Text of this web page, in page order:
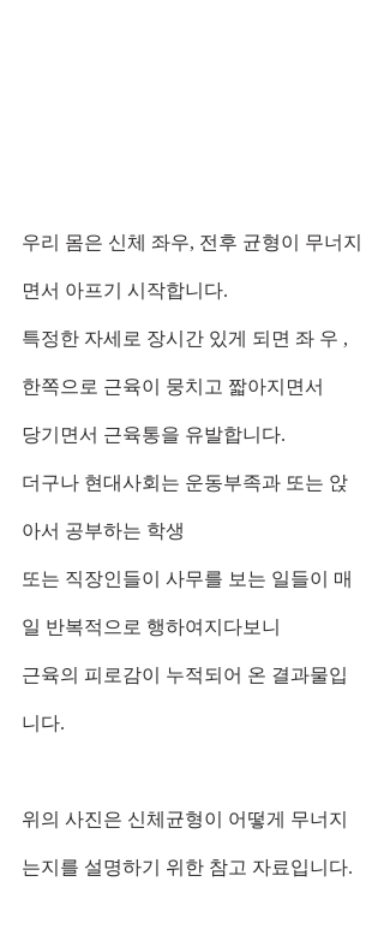
우리 몸은 신체 좌우, 전후 균형이 무너지
면서 아프기 시작합니다.
특정한 자세로 장시간 있게 되면 좌 우 ,
한쪽으로 근육이 뭉치고 짧아지면서
당기면서 근육통을 유발합니다.
더구나 현대사회는 운동부족과 또는 앉
아서 공부하는 학생
또는 직장인들이 사무를 보는 일들이 매
일 반복적으로 행하여지다보니
근육의 피로감이 누적되어 온 결과물입
니다.
위의 사진은 신체균형이 어떻게 무너지
는지를 설명하기 위한 참고 자료입니다.